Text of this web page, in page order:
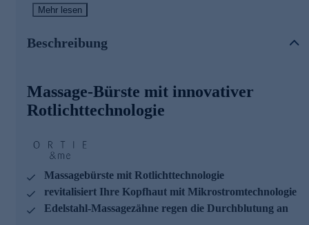
Tragbar und reisefreundlich: Kompakt und leicht, ideal
Stimuliert Ihre Kopfhaut: Massagezähne aus Edelstahl
zusätzlich/gezielt aktivieren und die Haarpflege durch
verbesserte Wirkstoffaufnahme optimieren.
beleben und zu erfrischen und so die natürliche Vitalität
des Haares zu stärken.
Individuelle Pflege mit Flüssiganwendung: Die
Anwendung von Haarpflegeflüssigkeiten wie Tonics
oder Seren ist kinderleicht. Für eine optimale Pflege und
Mehr lesen
Beschreibung
Massage-Bürste mit innovativer
Rotlichttechnologie
Massagebürste mit Rotlichttechnologie
revitalisiert Ihre Kopfhaut mit Mikrostromtechnologie
Edelstahl-Massagezähne regen die Durchblutung an